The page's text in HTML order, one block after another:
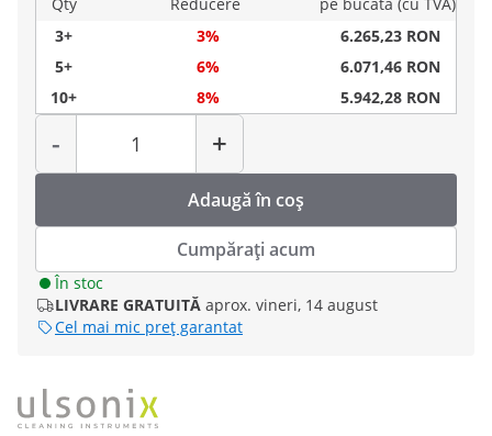
3+
3%
6.265,23 RON
5+
6%
6.071,46 RON
10+
8% 5.942,28 RON
-
Cantitate
+
Adaugă în coș
Cumpărați acum
În stoc
LIVRARE GRATUITĂ aprox. vineri, 14 august
Cel mai mic preț garantat